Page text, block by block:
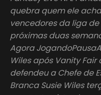
quebra quem ele
vencedores da liga
próximas duas
Agora
Wiles após Vanity
defendeu a Chefe de
Branca Susie Wiles